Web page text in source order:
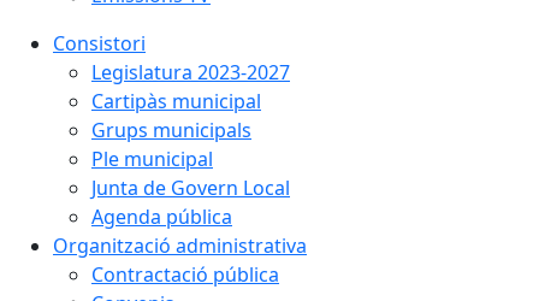
Consistori
Legislatura 2023-2027
Cartipàs municipal
Grups municipals
Ple municipal
Junta de Govern Local
Agenda pública
Organització administrativa
Contractació pública